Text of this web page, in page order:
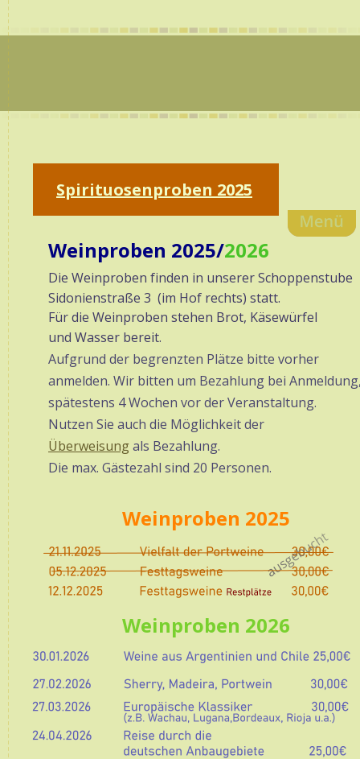
Spirituosenproben 2025
Weinproben 2025/2026
Die Weinproben finden in unserer Schoppenstube
Sidonienstraße 3  (im Hof rechts) statt.
Für die Weinproben stehen Brot, Käsewürfel
und Wasser bereit.
Aufgrund der begrenzten Plätze bitte vorher
anmelden. Wir bitten um Bezahlung bei
spätestens 4 Wochen vor der Veranstaltung.
Nutzen Sie auch die Möglichkeit der
Überweisung als Bezahlung.
Die max. Gästezahl sind 20 Personen.
Weinproben 2025
Weinproben 2026